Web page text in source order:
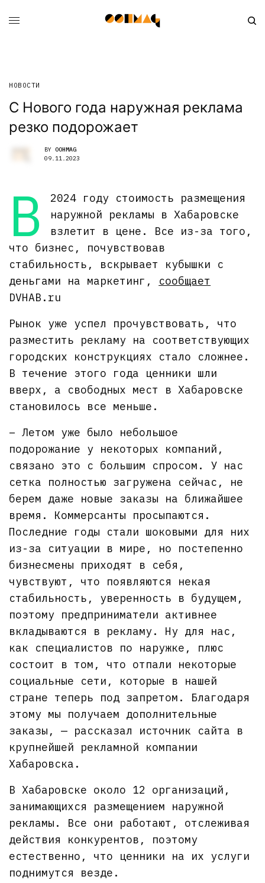
НОВОСТИ
С Нового года наружная реклама
резко подорожает
BY OOHMAG
09.11.2023
В
2024 году стоимость размещения
наружной рекламы в Хабаровске
взлетит в цене. Все из-за того,
что бизнес, почувствовав
стабильность, вскрывает кубышки с
деньгами на маркетинг, сообщает
DVHAB.ru
Рынок уже успел прочувствовать, что
разместить рекламу на соответствующих
городских конструкциях стало сложнее.
В течение этого года ценники шли
вверх, а свободных мест в Хабаровске
становилось все меньше.
– Летом уже было небольшое
подорожание у некоторых компаний,
связано это с большим спросом. У нас
сетка полностью загружена сейчас, не
берем даже новые заказы на ближайшее
время. Коммерсанты просыпаются.
Последние годы стали шоковыми для них
из-за ситуации в мире, но постепенно
бизнесмены приходят в себя,
чувствуют, что появляются некая
стабильность, уверенность в будущем,
поэтому предприниматели активнее
вкладываются в рекламу. Ну для нас,
как специалистов по наружке, плюс
состоит в том, что отпали некоторые
социальные сети, которые в нашей
стране теперь под запретом. Благодаря
этому мы получаем дополнительные
заказы, — рассказал источник сайта в
крупнейшей рекламной компании
Хабаровска.
В Хабаровске около 12 организаций,
занимающихся размещением наружной
рекламы. Все они работают, отслеживая
действия конкурентов, поэтому
естественно, что ценники на их услуги
поднимутся везде.